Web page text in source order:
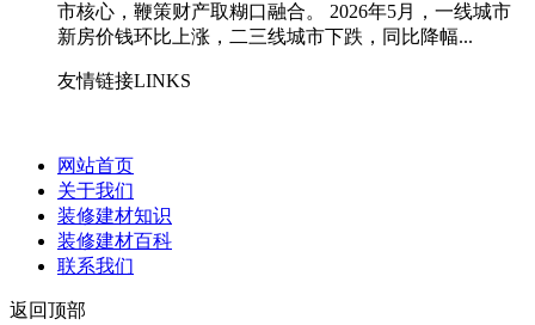
市核心，鞭策财产取糊口融合。 2026年5月，一线城市
新房价钱环比上涨，二三线城市下跌，同比降幅...
友情链接LINKS
网站首页
关于我们
装修建材知识
装修建材百科
联系我们
返回顶部